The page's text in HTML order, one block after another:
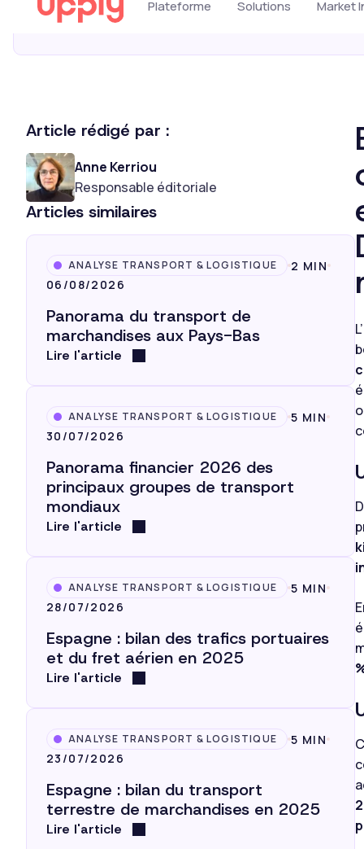
Article rédigé par :
Anne Kerriou
Responsable éditoriale
Articles similaires
ANALYSE TRANSPORT & LOGISTIQUE
2 MIN
06/08/2026
Panorama du transport de
marchandises aux Pays-Bas
Lire l'article
ANALYSE TRANSPORT & LOGISTIQUE
5 MIN
30/07/2026
Panorama financier 2026 des
principaux groupes de transport
mondiaux
Lire l'article
ANALYSE TRANSPORT & LOGISTIQUE
5 MIN
28/07/2026
Espagne : bilan des trafics portuaires
et du fret aérien en 2025
Lire l'article
ANALYSE TRANSPORT & LOGISTIQUE
5 MIN
23/07/2026
Espagne : bilan du transport
terrestre de marchandises en 2025
Lire l'article